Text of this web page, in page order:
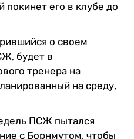
его в клубе до
о своем
будет в
тренера на
на среду,
ПСЖ пытался
с Борнмутом, чтобы